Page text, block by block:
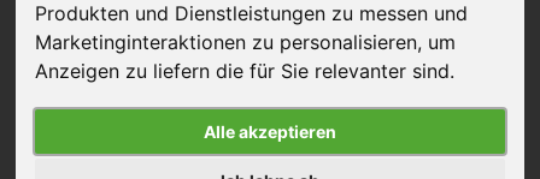
Produkten und Dienstleistungen zu messen und
Marketinginteraktionen zu personalisieren, um
Anzeigen zu liefern die für Sie relevanter sind.
Alle akzeptieren
Seit mittlerweile mehreren Jahren grassiert die